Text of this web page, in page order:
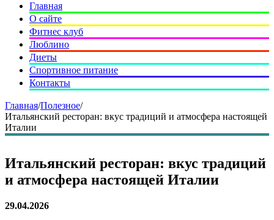
Главная
О сайте
Фитнес клуб
Люблино
Диеты
Спортивное питание
Контакты
Главная/Полезное/
Итальянский ресторан: вкус традиций и атмосфера настоящей
Италии
Итальянский ресторан: вкус традиций
и атмосфера настоящей Италии
29.04.2026